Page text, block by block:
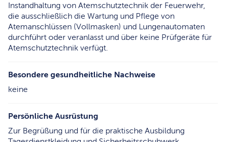
Instandhaltung von Atemschutztechnik der Feuerwehr,
die ausschließlich die Wartung und Pflege von
Atemanschlüssen (Vollmasken) und Lungenautomaten
durchführt oder veranlasst und über keine Prüfgeräte für
Atemschutztechnik verfügt.
Besondere gesundheitliche Nachweise
keine
Persönliche Ausrüstung
Zur Begrüßung und für die praktische Ausbildung